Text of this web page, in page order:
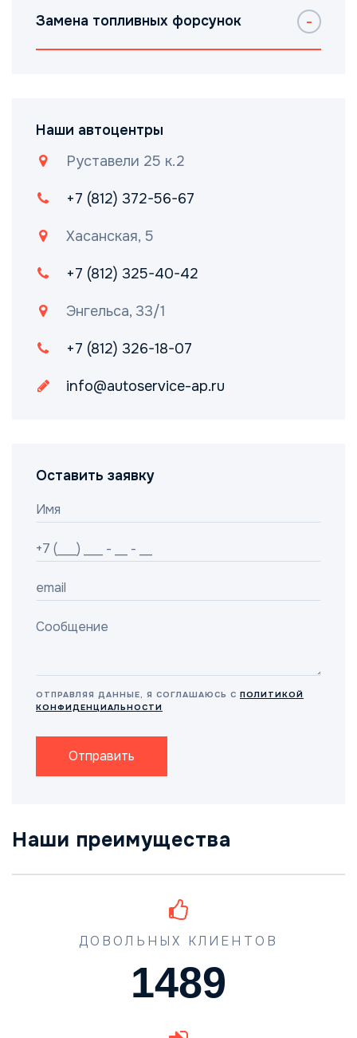
Замена топливных форсунок
Наши автоцентры
Руставели 25 к.2
+7 (812) 372-56-67
Хасанская, 5
+7 (812) 325-40-42
Энгельса, 33/1
+7 (812) 326-18-07
info@autoservice-ap.ru
Оставить заявку
ОТПРАВЛЯЯ ДАННЫЕ, Я СОГЛАШАЮСЬ С ПОЛИТИКОЙ
КОНФИДЕНЦИАЛЬНОСТИ
Отправить
Наши преимущества
ДОВОЛЬНЫХ КЛИЕНТОВ
1489